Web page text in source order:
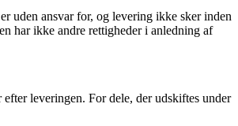
uden ansvar for, og levering ikke sker inden
har ikke andre rettigheder i anledning af
leveringen. For dele, der udskiftes under